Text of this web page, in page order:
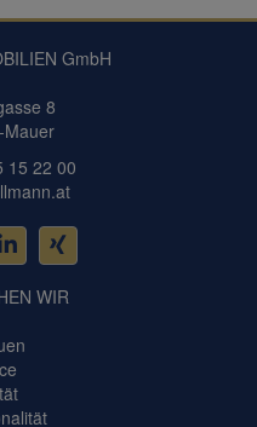
GmbH
8
Mauer
15 22 00
WIR